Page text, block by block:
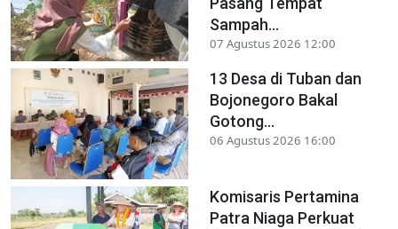
Sampah...
07 Agustus 2026 12:00
13 Desa di Tuban dan
Bojonegoro Bakal
Gotong...
06 Agustus 2026 16:00
Komisaris Pertamina
Patra Niaga Perkuat